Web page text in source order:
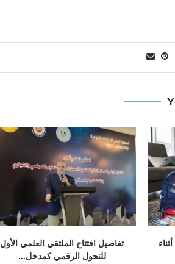
تفاصيل افتتاح الملتقي العلمي الأول
للتحول الرقمي كمدخل...